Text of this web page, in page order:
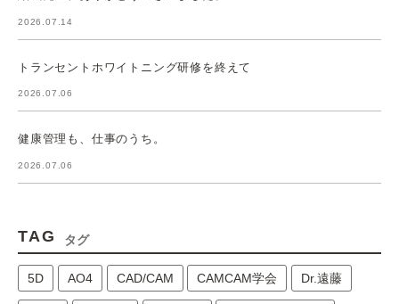
2026.07.14
トランセントホワイトニング研修を終えて
2026.07.06
健康管理も、仕事のうち。
2026.07.06
TAG タグ
5D AO4 CAD/CAM CAMCAM学会 Dr.遠藤